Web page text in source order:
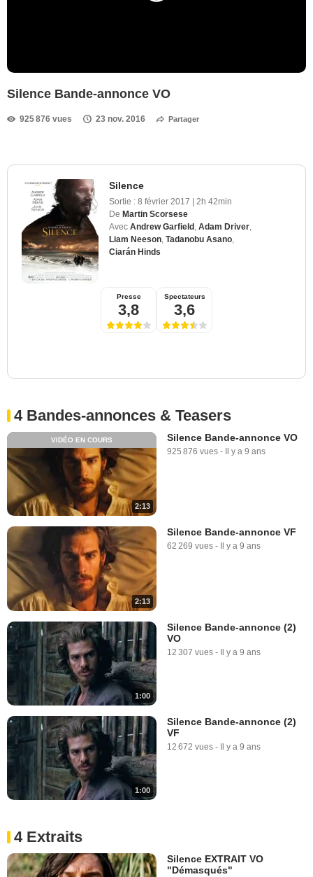
Silence Bande-annonce VO
925 876 vues 23 nov. 2016 Partager
Silence
Sortie : 8 février 2017 | 2h 42min
De Martin Scorsese
Avec Andrew Garfield Adam Driver
Liam Neeson Tadanobu Asano
Ciarán Hinds
Presse
3,8
Spectateurs
3,6
4 Bandes-annonces & Teasers
2:13
VIDÉO EN COURS Silence Bande-annonce VO
925 876 vues - Il y a 9 ans
2:13
Silence Bande-annonce VF
62 269 vues - Il y a 9 ans
1:00
Silence Bande-annonce (2)
VO
12 307 vues - Il y a 9 ans
1:00
Silence Bande-annonce (2)
VF
12 672 vues - Il y a 9 ans
4 Extraits
Silence EXTRAIT VO
"Démasqués"